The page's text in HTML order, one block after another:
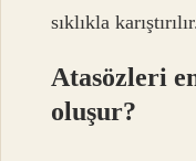
sıklıkla
Atasözleri
oluşur?